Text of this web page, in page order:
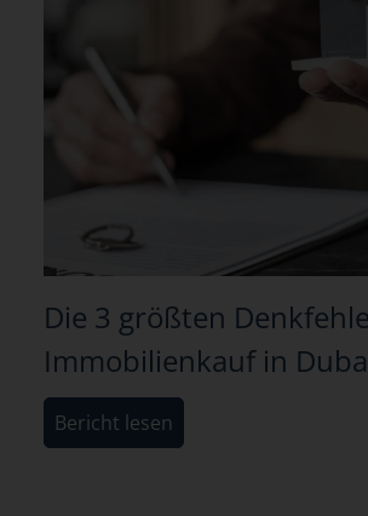
Die 3 größten
Immobilienkauf in
Bericht lesen